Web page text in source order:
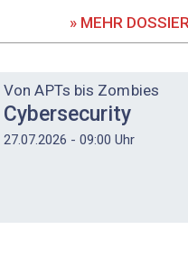
» MEHR
Von APTs bis Zombies
Cybersecurity
27.07.2026 - 09:00 Uhr